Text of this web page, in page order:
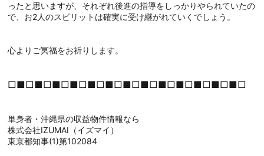
ったと思いますが、それぞれ後進の指導をしっかりやられていたの
で、お2人のスピリットは確実に受け継がれていくでしょう。
心よりご冥福をお祈りします。
□■□■□■□■□■□■□■□■□■□■□■□■□■□
単身者・沖縄県の収益物件情報なら
株式会社IZUMAI（イズマイ）
東京都知事(1)第102084